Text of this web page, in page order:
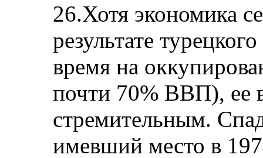
26.Хотя экономика
результате
время на
почти 70% ВВП), ее
стремительным.
имевший место в